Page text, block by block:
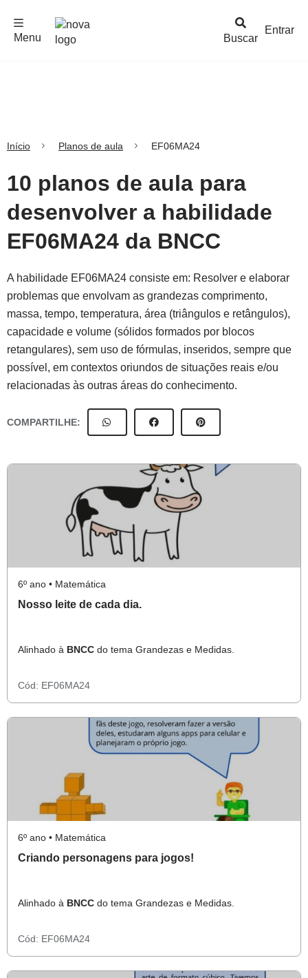
Buscar
Menu
Entrar
Início Planos de aula EF06MA24
10 planos de aula para
desenvolver a habilidade
EF06MA24 da BNCC
A habilidade EF06MA24 consiste em: Resolver e elaborar
problemas que envolvam as grandezas comprimento,
massa, tempo, temperatura, área (triângulos e retângulos),
capacidade e volume (sólidos formados por blocos
retangulares), sem uso de fórmulas, inseridos, sempre que
possível, em contextos oriundos de situações reais e/ou
relacionadas às outras áreas do conhecimento.
COMPARTILHE:
6º ano • Matemática
Nosso leite de cada dia.
Alinhado à BNCC do tema Grandezas e Medidas.
Cód: EF06MA24
6º ano • Matemática
Criando personagens para jogos!
Alinhado à BNCC do tema Grandezas e Medidas.
Cód: EF06MA24